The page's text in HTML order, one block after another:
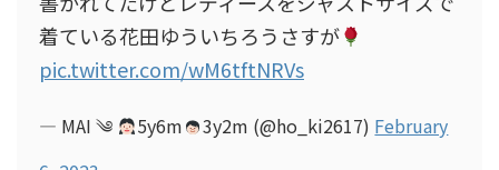
着ている花田ゆういちろうさすが
pic.twitter.com/wM6tftNRVs
— MAI ‎༄ 5y6m 3y2m (@ho_ki2617) February